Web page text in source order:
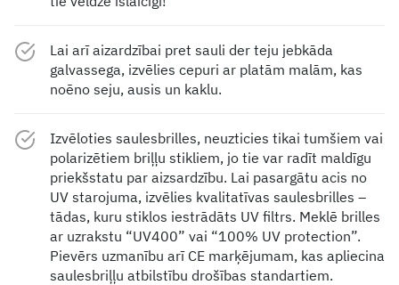
Lai arī aizardzībai pret sauli der teju jebkāda
galvassega, izvēlies cepuri ar platām malām, kas
noēno seju, ausis un kaklu.
Izvēloties saulesbrilles, neuzticies tikai tumšiem vai
polarizētiem briļļu stikliem, jo tie var radīt maldīgu
priekšstatu par aizsardzību. Lai pasargātu acis no
UV starojuma, izvēlies kvalitatīvas saulesbrilles –
tādas, kuru stiklos iestrādāts UV filtrs. Meklē brilles
ar uzrakstu “UV400” vai “100% UV protection”.
Pievērs uzmanību arī CE marķējumam, kas apliecina
saulesbriļļu atbilstību drošības standartiem.